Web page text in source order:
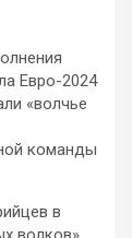
Евро-2024
«волчье
команды
в